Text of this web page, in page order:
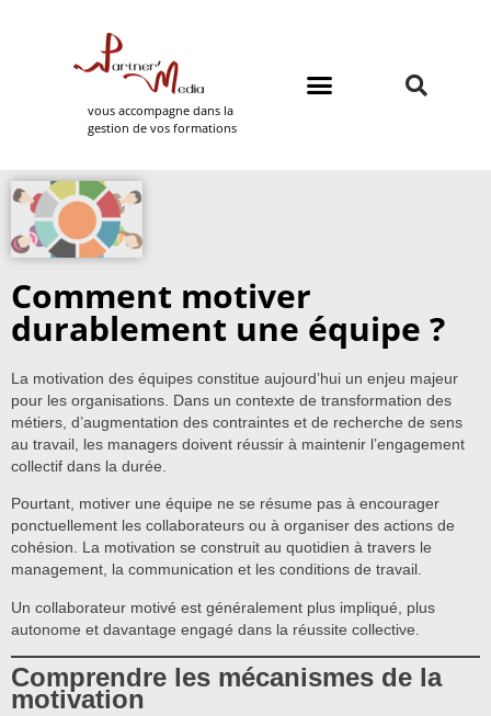
vous accompagne dans la
gestion de vos formations
Comment motiver
durablement une équipe ?
La motivation des équipes constitue aujourd’hui un enjeu majeur
pour les organisations. Dans un contexte de transformation des
métiers, d’augmentation des contraintes et de recherche de sens
au travail, les managers doivent réussir à maintenir l’engagement
collectif dans la durée.
Pourtant, motiver une équipe ne se résume pas à encourager
ponctuellement les collaborateurs ou à organiser des actions de
cohésion. La motivation se construit au quotidien à travers le
management, la communication et les conditions de travail.
Un collaborateur motivé est généralement plus impliqué, plus
autonome et davantage engagé dans la réussite collective.
Comprendre les mécanismes de la
motivation